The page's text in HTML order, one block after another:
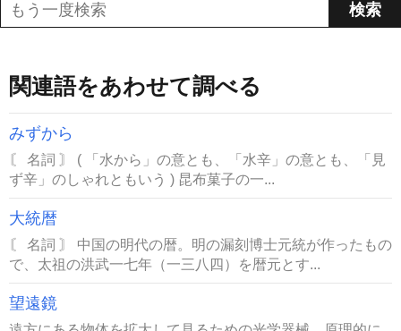
関連語をあわせて調べる
みずから
〘 名詞 〙 ( 「水から」の意とも、「水辛」の意とも、「見
ず辛」のしゃれともいう ) 昆布菓子の一...
大統暦
〘 名詞 〙 中国の明代の暦。明の漏刻博士元統が作ったもの
で、太祖の洪武一七年（一三八四）を暦元とす...
望遠鏡